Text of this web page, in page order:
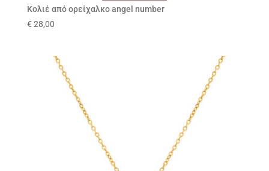
Κολιέ από ορείχαλκο angel number
€ 28,00